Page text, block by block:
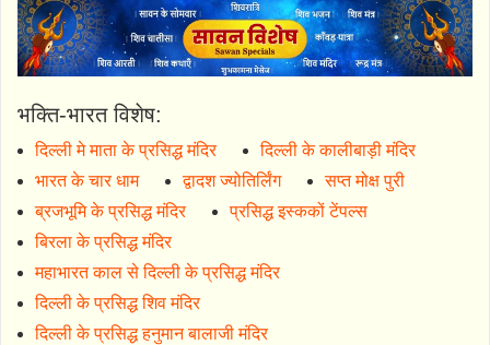
भक्ति-भारत विशेष:
दिल्ली मे माता के प्रसिद्ध मंदिर
दिल्ली के कालीबाड़ी मंदिर
भारत के चार धाम
द्वादश ज्योतिर्लिंग
सप्त मोक्ष पुरी
ब्रजभूमि के प्रसिद्ध मंदिर
प्रसिद्ध इस्ककों टेंपल्स
बिरला के प्रसिद्ध मंदिर
महाभारत काल से दिल्ली के प्रसिद्ध मंदिर
दिल्ली के प्रसिद्ध शिव मंदिर
दिल्ली के प्रसिद्ध हनुमान बालाजी मंदिर